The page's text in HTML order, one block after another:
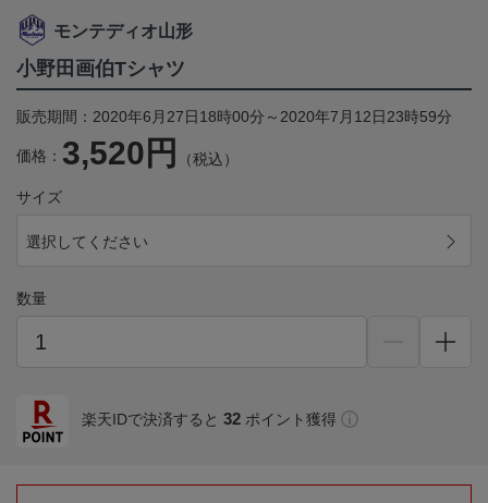
モンテディオ山形
小野田画伯Tシャツ
販売期間：2020年6月27日18時00分～2020年7月12日23時59分
価格： 3,520円 （税込）
サイズ
選択してください
数量
楽天IDで決済すると 32 ポイント獲得